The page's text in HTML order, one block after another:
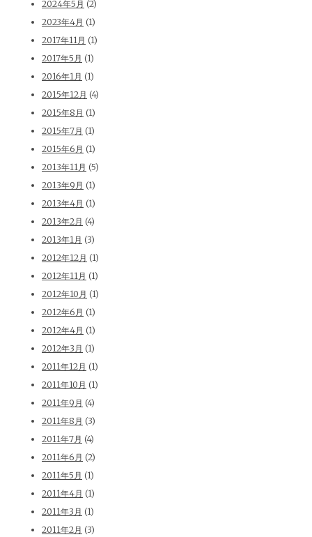
2024年5月 (2)
2023年4月 (1)
2017年11月 (1)
2017年5月 (1)
2016年1月 (1)
2015年12月 (4)
2015年8月 (1)
2015年7月 (1)
2015年6月 (1)
2013年11月 (5)
2013年9月 (1)
2013年4月 (1)
2013年2月 (4)
2013年1月 (3)
2012年12月 (1)
2012年11月 (1)
2012年10月 (1)
2012年6月 (1)
2012年4月 (1)
2012年3月 (1)
2011年12月 (1)
2011年10月 (1)
2011年9月 (4)
2011年8月 (3)
2011年7月 (4)
2011年6月 (2)
2011年5月 (1)
2011年4月 (1)
2011年3月 (1)
2011年2月 (3)